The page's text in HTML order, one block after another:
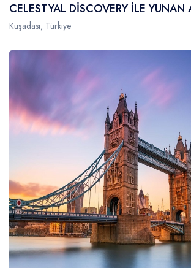
CELESTYAL DİSCOVERY İLE YUNAN
Kuşadası, Türkiye